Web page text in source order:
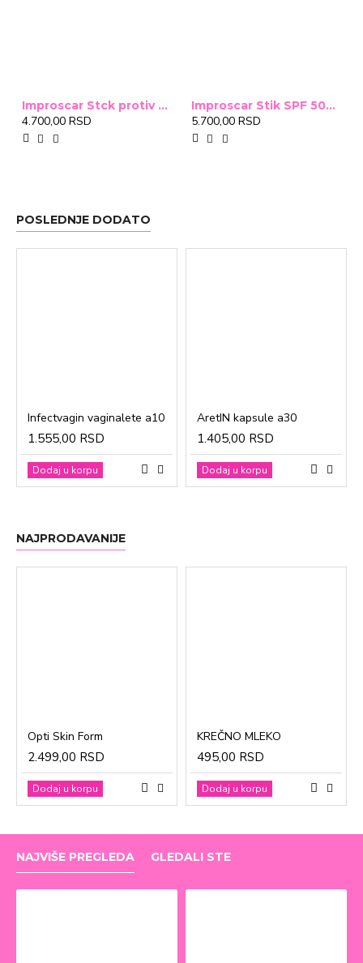
Improscar Stck protiv ožiljaka 4,6g
4.700,00 RSD
Improscar Stik SPF 50+ Conceal 6,9g (tonirani)
5.700,00 RSD
POSLEDNJE DODATO
Infectvagin vaginalete a10
1.555,00 RSD
Dodaj u korpu
AretIN kapsule a30
1.405,00 RSD
Dodaj u korpu
NAJPRODAVANIJE
Opti Skin Form
2.499,00 RSD
Dodaj u korpu
KREČNO MLEKO
495,00 RSD
Dodaj u korpu
NAJVIŠE PREGLEDA GLEDALI STE